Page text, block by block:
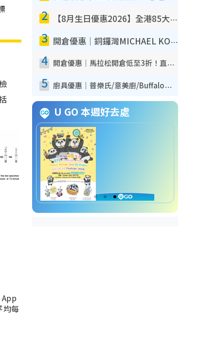
均每
2 【8月生日優惠2026】全港85大食買玩著數攻略 自助餐/火鍋放題同行免費＋誠品/DONKI送現金券
3 開倉優惠｜銅鑼灣MICHAEL KORS開倉低至17折！直擊$500起買手袋/銀包/鞋款 必買經典Jet Set系列
4 開倉優惠｜馬拉松開倉低至3折！直擊$99起買adidas／New Balance／Puma鞋款 STANLEY保溫杯劈價至$119起
5 廚具優惠｜普樂氏/意美廚/Buffalo廚具低至3折！$89起買煎鍋／炒鑊／個人鍋 同場小家電激減至$99起
U GO 本週好去處